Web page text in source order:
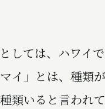
ては、ハワイ
イ」とは、種類
類いると言われ